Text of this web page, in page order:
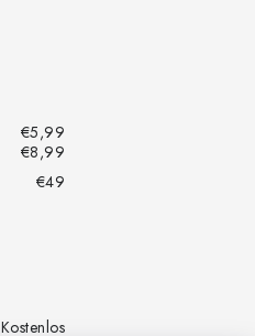
€5,99
€8,99
€49
Kostenlos